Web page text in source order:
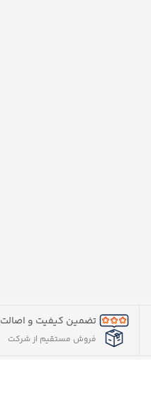
تضمین کیفیت و اصالت
فروش مستقیم از شرکت